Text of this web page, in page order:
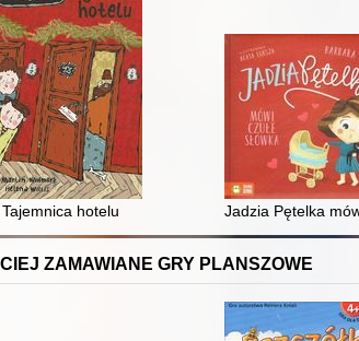
Tajemnica hotelu Jadzia Pętelka
ZAMAWIANE GRY PLANSZOWE